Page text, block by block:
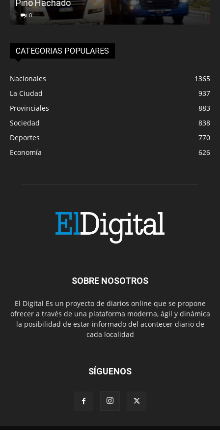
Pino Hachado
0
CATEGORIAS POPULARES
Nacionales
1365
La Ciudad
937
Provinciales
883
Sociedad
838
Deportes
770
Economía
626
SOBRE NOSOTROS
El Digital Es un proyecto de diarios online que se propone
ofrecer a través de una plataforma moderna, ágil y dinámica
la posibilidad de estar informado del acontecer diario de
cada localidad
SÍGUENOS